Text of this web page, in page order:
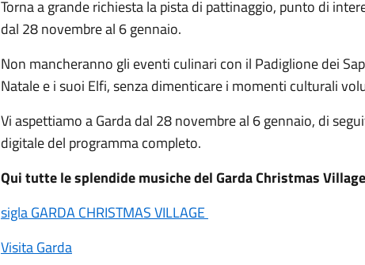
Torna a grande richiesta la pista di pattinaggio, punto di
dal 28 novembre al 6 gennaio.
Non mancheranno gli eventi culinari con il Padiglione dei
Natale e i suoi Elfi, senza dimenticare i momenti culturali
Vi aspettiamo a Garda dal 28 novembre al 6 gennaio, di
digitale del programma completo.
Qui tutte le splendide musiche del Garda Christmas
sigla GARDA CHRISTMAS VILLAGE
Visita Garda